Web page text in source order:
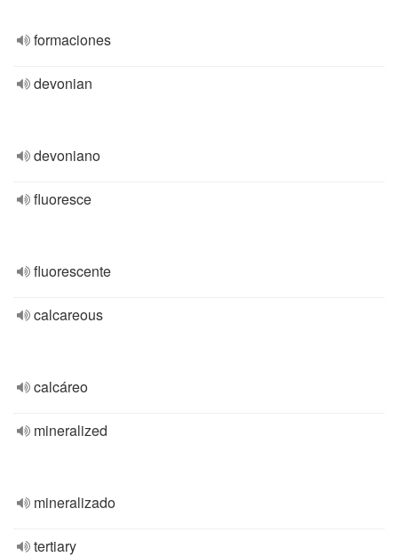
formaciones
devonian
devoniano
fluoresce
fluorescente
calcareous
calcáreo
mineralized
mineralizado
tertiary